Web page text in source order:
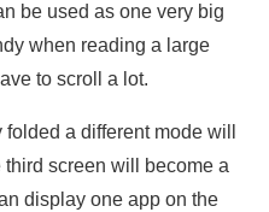
be used as one very big
when reading a large
to scroll a lot.
a different mode will
third screen will become a
display one app on the